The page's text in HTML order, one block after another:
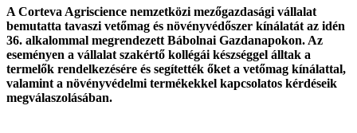
A Corteva Agriscience nemzetközi mezőgazdasági vállalat
bemutatta tavaszi vetőmag és növényvédőszer kínálatát az idén
36. alkalommal megrendezett Bábolnai Gazdanapokon. Az
eseményen a vállalat szakértő kollégái készséggel álltak a
termelők rendelkezésére és segítették őket a vetőmag kínálattal,
valamint a növényvédelmi termékekkel kapcsolatos kérdéseik
megválaszolásában.